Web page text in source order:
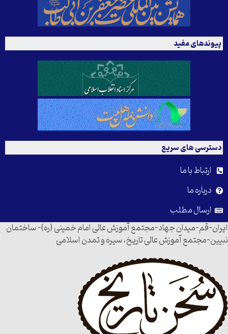
پیوندهای مفید
دسترسی های سریع
ارتباط با ما
درباره ما
ارسال مطلب
ایران-قم-میدان جهاد-مجتمع آموزش عالی امام خمینی (ره)- ساختمان
نبیین-مجتمع آموزش عالی تاریخ، سیره و تمدن اسلامی